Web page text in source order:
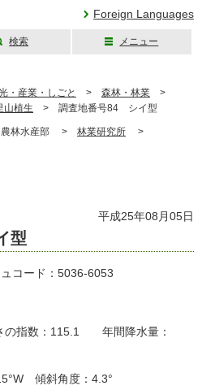
Foreign Languages
検索 メニュー
・産業・しごと > 森林・林業 >
山植生 > 調査地番号84 シイ型
林水産部 > 林業研究所 >
平成25年08月05日
型
コード：5036-6053
指数：115.1 年間降水量：
傾斜角度：4.3°